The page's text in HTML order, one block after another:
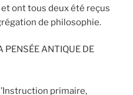
ont tous deux été reçus
de philosophie.
PENSÉE ANTIQUE DE
primaire,